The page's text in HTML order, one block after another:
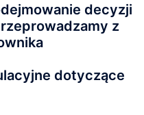
decyzji
z
dotyczące